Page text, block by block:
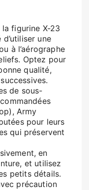
figurine X-23
une
à l’aérographe
Optez pour
qualité,
de sous-
Army
pour leurs
qui préservent
en
et utilisez
petits détails.
précaution